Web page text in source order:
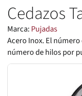
Cedazos
Marca: Pujadas
Acero Inox. El
número de hilos por